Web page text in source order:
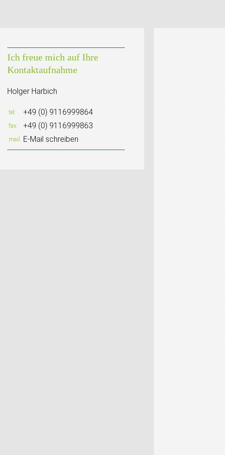
Ich freue mich auf Ihre
Kontaktaufnahme
Holger Harbich
tel +49 (0) 9116999864
fax +49 (0) 9116999863
mail E-Mail schreiben